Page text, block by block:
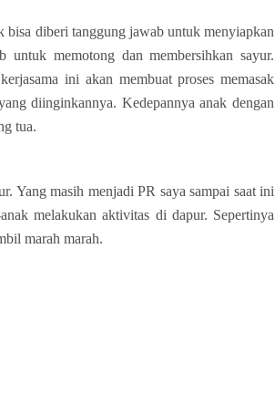
bisa diberi tanggung jawab untuk menyiapkan
untuk memotong dan membersihkan sayur.
ini akan membuat proses memasak
diinginkannya. Kedepannya anak dengan
tua.
Yang masih menjadi PR saya sampai saat ini
melakukan aktivitas di dapur. Sepertinya
marah marah.